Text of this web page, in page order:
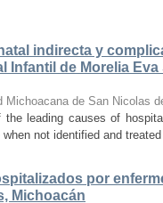
indirecta y
de Morelia
Michoacana de San Nicolas
the leading causes of
not identified and
por
Michoacán